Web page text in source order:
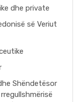
dhe private
së Veriut
Shëndetësor